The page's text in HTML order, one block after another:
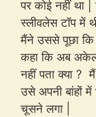
पर कोई नहीं था
स्लीवलेस टॉप में
मैंने उससे पूछा
कहा कि अब
नहीं पता क्या ?
उसे अपनी बांहों
चूसने लगा |